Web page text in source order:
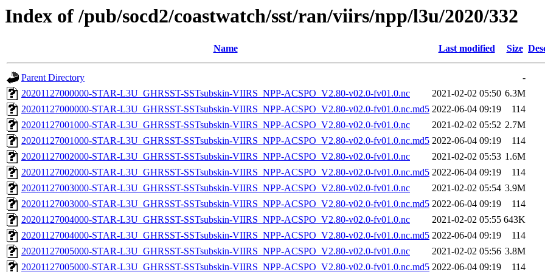
Index of /pub/socd2/coastwatch/sst/ran/viirs/npp/l3u/2020/332
Name Last modified Size
Parent Directory
-
20201127000000-STAR-L3U_GHRSST-SSTsubskin-VIIRS_NPP-ACSPO_V2.80-v02.0-fv01.0.nc
2021-02-02 05:50 6.3M
20201127000000-STAR-L3U_GHRSST-SSTsubskin-VIIRS_NPP-ACSPO_V2.80-v02.0-fv01.0.nc.md5 2022-06-04 09:19
114
20201127001000-STAR-L3U_GHRSST-SSTsubskin-VIIRS_NPP-ACSPO_V2.80-v02.0-fv01.0.nc
2021-02-02 05:52 2.7M
20201127001000-STAR-L3U_GHRSST-SSTsubskin-VIIRS_NPP-ACSPO_V2.80-v02.0-fv01.0.nc.md5 2022-06-04 09:19
114
20201127002000-STAR-L3U_GHRSST-SSTsubskin-VIIRS_NPP-ACSPO_V2.80-v02.0-fv01.0.nc
2021-02-02 05:53 1.6M
20201127002000-STAR-L3U_GHRSST-SSTsubskin-VIIRS_NPP-ACSPO_V2.80-v02.0-fv01.0.nc.md5 2022-06-04 09:19
114
20201127003000-STAR-L3U_GHRSST-SSTsubskin-VIIRS_NPP-ACSPO_V2.80-v02.0-fv01.0.nc
2021-02-02 05:54 3.9M
20201127003000-STAR-L3U_GHRSST-SSTsubskin-VIIRS_NPP-ACSPO_V2.80-v02.0-fv01.0.nc.md5 2022-06-04 09:19
114
20201127004000-STAR-L3U_GHRSST-SSTsubskin-VIIRS_NPP-ACSPO_V2.80-v02.0-fv01.0.nc
2021-02-02 05:55 643K
20201127004000-STAR-L3U_GHRSST-SSTsubskin-VIIRS_NPP-ACSPO_V2.80-v02.0-fv01.0.nc.md5 2022-06-04 09:19
114
20201127005000-STAR-L3U_GHRSST-SSTsubskin-VIIRS_NPP-ACSPO_V2.80-v02.0-fv01.0.nc
2021-02-02 05:56 3.8M
20201127005000-STAR-L3U_GHRSST-SSTsubskin-VIIRS_NPP-ACSPO_V2.80-v02.0-fv01.0.nc.md5 2022-06-04 09:19
114